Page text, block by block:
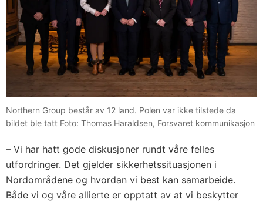
Northern Group består av 12 land. Polen var ikke tilstede da
bildet ble tatt Foto: Thomas Haraldsen, Forsvaret kommunikasjon
– Vi har hatt gode diskusjoner rundt våre felles
utfordringer. Det gjelder sikkerhetssituasjonen i
Nordområdene og hvordan vi best kan samarbeide.
Både vi og våre allierte er opptatt av at vi beskytter